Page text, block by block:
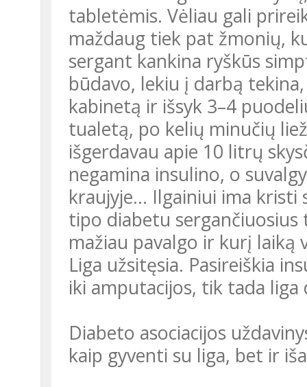
tabletėmis. Vėliau gali
maždaug tiek pat žmonių,
sergant kankina ryškūs
būdavo, lekiu į darbą
kabinetą ir išsyk 3–4
tualetą, po kelių minučių
išgerdavau apie 10 litrų
negamina insulino, o
kraujyje… Ilgainiui ima kristi
tipo diabetu
mažiau pavalgo ir kurį laiką
Liga užsitęsia. Pasireiškia
iki amputacijos, tik tada liga
Diabeto asociacijos
kaip gyventi su liga, bet ir